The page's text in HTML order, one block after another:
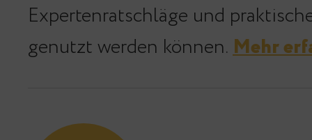
Expertenratschläge und
genutzt werden können.Mehr